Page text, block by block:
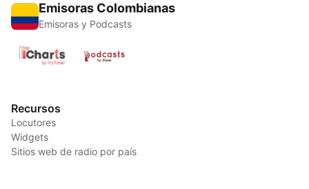
Emisoras Colombianas
Emisoras y Podcasts
Recursos
Locutores
Widgets
Sitios web de radio por país